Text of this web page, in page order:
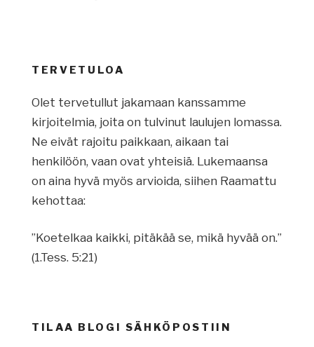
TERVETULOA
Olet tervetullut jakamaan kanssamme
kirjoitelmia, joita on tulvinut laulujen lomassa.
Ne eivät rajoitu paikkaan, aikaan tai
henkilöön, vaan ovat yhteisiä. Lukemaansa
on aina hyvä myös arvioida, siihen Raamattu
kehottaa:
”Koetelkaa kaikki, pitäkää se, mikä hyvää on.”
(1.Tess. 5:21)
TILAA BLOGI SÄHKÖPOSTIIN